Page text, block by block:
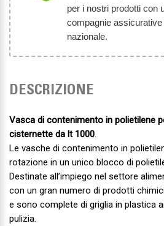
per i nostri prodotti con
compagnie
nazionale.
DESCRIZIONE
Vasca di contenimento in polietilene
cisternette da lt 1000
Le vasche di contenimento in
rotazione in un unico blocco di
Destinate all’impiego nel settore
con un gran numero di prodotti
e sono complete di griglia in plastica
pulizia.